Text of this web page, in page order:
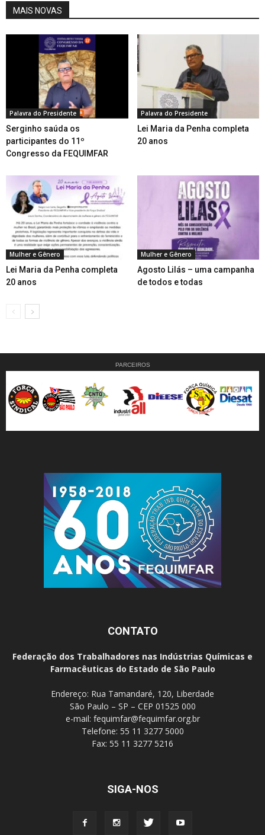
MAIS NOVAS
Palavra do Presidente
Serginho saúda os
participantes do 11º
Congresso da FEQUIMFAR
Palavra do Presidente
Lei Maria da Penha completa
20 anos
Mulher e Gênero
Lei Maria da Penha completa
20 anos
Mulher e Gênero
Agosto Lilás – uma campanha
de todos e todas
PARCEIROS
CONTATO
Federação dos Trabalhadores nas Indústrias Químicas e
Farmacêuticas do Estado de São Paulo
Endereço: Rua Tamandaré, 120, Liberdade
São Paulo – SP – CEP 01525 000
e-mail: fequimfar@fequimfar.org.br
Telefone: 55 11 3277 5000
Fax: 55 11 3277 5216
SIGA-NOS